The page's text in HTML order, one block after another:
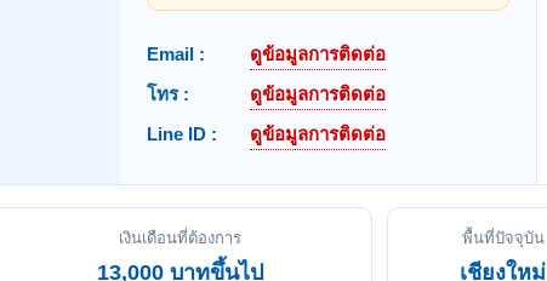
Email :
ดูข้อมูลการติดต่อ
โทร :
ดูข้อมูลการติดต่อ
Line ID :
ดูข้อมูลการติดต่อ
เงินเดือนที่ต้องการ
13,000 บาทขึ้นไป
พื้นที่ปัจจุบัน
เชียงใหม่